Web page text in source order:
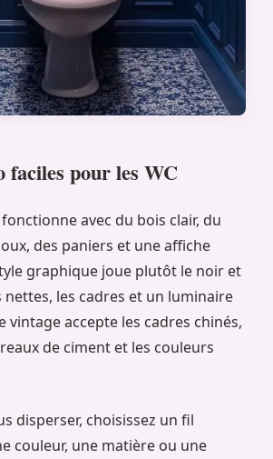
faciles pour les WC
avec du bois clair, du
des paniers et une affiche
graphique joue plutôt le noir et
nettes, les cadres et un luminaire
vintage accepte les cadres chinés,
de ciment et les couleurs
disperser, choisissez un fil
couleur, une matière ou une